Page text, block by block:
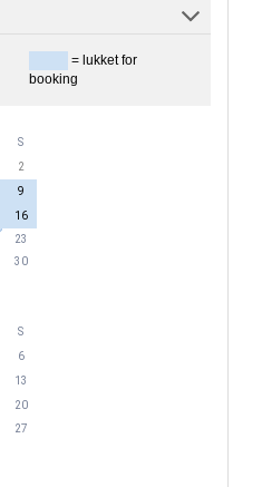
= lukket for
booking
S
2
9
16
23
30
S
6
13
20
27